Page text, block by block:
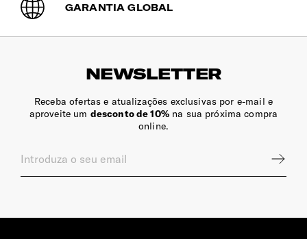
GARANTIA GLOBAL
NEWSLETTER
Receba ofertas e atualizações exclusivas por e-mail e
aproveite um desconto de 10%na sua próxima compra
online.